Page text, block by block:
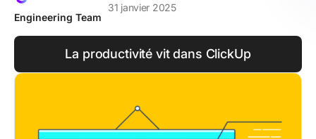
Engineering Team
31 janvier 2025
La productivité vit dans ClickUp